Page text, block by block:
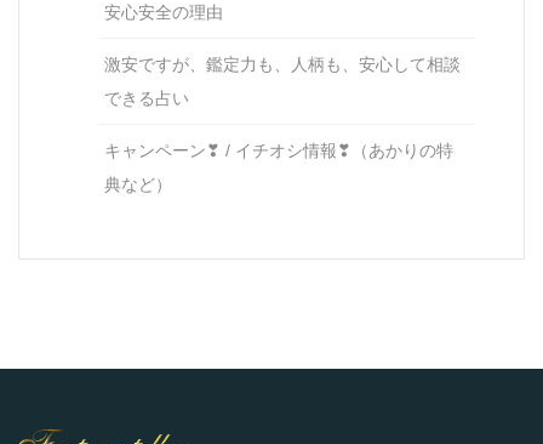
安心安全の理由
激安ですが、鑑定力も、人柄も、安心して相談
できる占い
キャンペーン❣ / イチオシ情報❣（あかりの特
典など）